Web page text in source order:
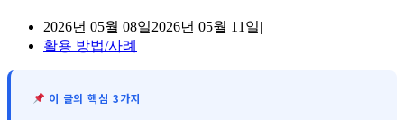
2026년 05월 08일2026년 05월 11일
활용 방법/사례
이 글의 핵심 3가지